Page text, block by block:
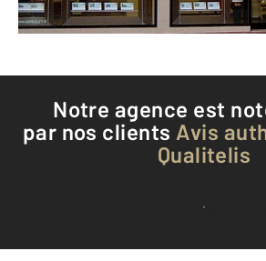
Téléphoner à
Notre agence est
par nos clients Avis
Qualitelis
Voir tous les avis